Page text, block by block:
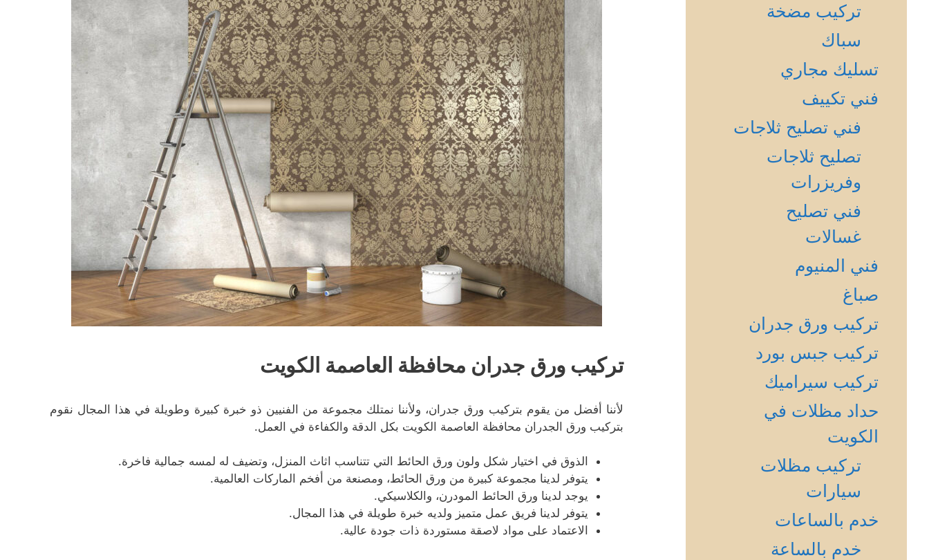
تركيب ورق جدران محافظة العاصمة الكويت
لأننا أفضل من يقوم بتركيب ورق جدران، ولأننا نمتلك مجموعة من الفنيين ذو خبرة كبيرة وطويلة في هذا المجال نقوم
بتركيب ورق الجدران محافظة العاصمة الكويت بكل الدقة والكفاءة في العمل.
الذوق في اختيار شكل ولون ورق الحائط التي تتناسب اثاث المنزل، وتضيف له لمسه جمالية فاخرة.
يتوفر لدينا مجموعة كبيرة من ورق الحائط، ومصنعة من أفخم الماركات العالمية.
يوجد لدينا ورق الحائط المودرن، والكلاسيكي.
يتوفر لدينا فريق عمل متميز ولديه خبرة طويلة في هذا المجال.
الاعتماد على مواد لاصقة مستوردة ذات جودة عالية.
تركيب مضخة
سباك
تسليك مجاري
فني تكييف
فني تصليح ثلاجات
تصليح ثلاجات
وفريزرات
فني تصليح
غسالات
فني المنيوم
صباغ
تركيب ورق جدران
تركيب جبس بورد
تركيب سيراميك
حداد مظلات في
الكويت
تركيب مظلات
سيارات
خدم بالساعات
خدم بالساعة